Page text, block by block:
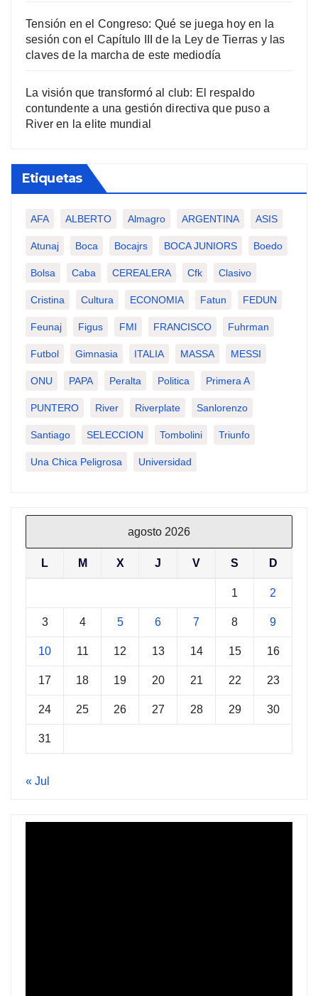
Tensión en el Congreso: Qué se juega hoy en la
sesión con el Capítulo III de la Ley de Tierras y las
claves de la marcha de este mediodía
La visión que transformó al club: El respaldo
contundente a una gestión directiva que puso a
River en la elite mundial
Etiquetas
AFA ALBERTO Almagro ARGENTINA ASIS
Atunaj Boca Bocajrs BOCA JUNIORS Boedo
Bolsa Caba CEREALERA Cfk Clasivo
Cristina Cultura ECONOMIA Fatun FEDUN
Feunaj Figus FMI FRANCISCO Fuhrman
Futbol Gimnasia ITALIA MASSA MESSI
ONU PAPA Peralta Politica Primera A
PUNTERO River Riverplate Sanlorenzo
Santiago SELECCION Tombolini Triunfo
Una Chica Peligrosa Universidad
agosto 2026
L M X J V S D
1 2
3 4 5 6 7 8 9
10 11 12 13 14 15 16
17 18 19 20 21 22 23
24 25 26 27 28 29 30
31
« Jul